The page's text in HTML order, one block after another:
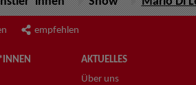
empfehlen
AKTUELLES
Über uns